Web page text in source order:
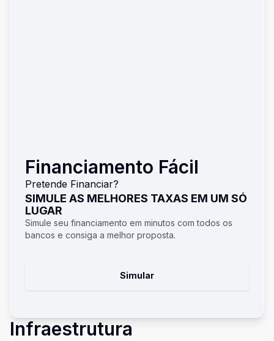
Financiamento Fácil
Pretende Financiar?
SIMULE AS MELHORES TAXAS EM UM SÓ
LUGAR
Simule seu financiamento em minutos com todos os
bancos e consiga a melhor proposta.
Simular
Infraestrutura